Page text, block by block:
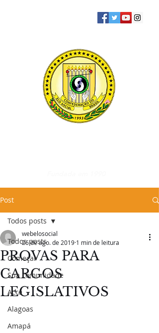
Post
Todos posts
Começar
Sua comunidade
Acre
Alagoas
Amapá
Todos posts
PROVAS PARA
CARGOS
LEGISLATIVOS
webelosocial
26 de ago. de 2019 1 min de leitura